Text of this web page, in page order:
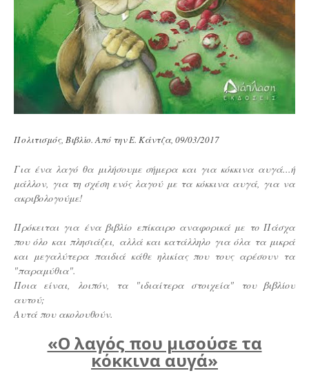
Πολιτισμός, Βιβλίο. Από την Ε. Κάντζα, 09/03/2017
Για ένα λαγό θα μιλήσουμε σήμερα και για κόκκινα αυγά...ή
μάλλον, για τη σχέση ενός λαγού με τα κόκκινα αυγά, για να
ακριβολογούμε!
Πρόκειται για ένα βιβλίο επίκαιρο αναφορικά με το Πάσχα
που όλο και πλησιάζει, αλλά και κατάλληλο για όλα τα μικρά
και μεγαλύτερα παιδιά κάθε ηλικίας που τους αρέσουν τα
"παραμύθια".
Ποια είναι, λοιπόν, τα "ιδιαίτερα στοιχεία" του βιβλίου
αυτού;
Αυτά που ακολουθούν.
«Ο λαγός που μισούσε τα
κόκκινα αυγά»